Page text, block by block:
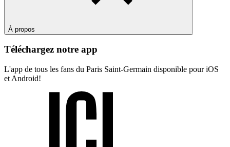
À propos
Téléchargez notre app
L'app de tous les fans du Paris Saint-Germain disponible pour iOS
et Android!